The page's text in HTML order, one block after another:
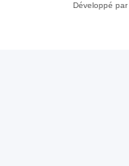
Développé par